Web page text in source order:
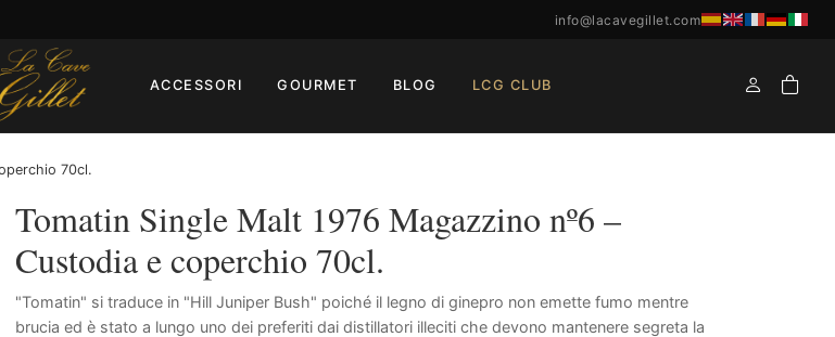
info@lacavegillet.com
ACCESSORI GOURMET BLOG LCG CLUB
70cl.
Tomatin Single Malt 1976 Magazzino nº6 –
Custodia e coperchio 70cl.
"Tomatin" si traduce in "Hill Juniper Bush" poiché il legno di ginepro non emette fumo mentre
brucia ed è stato a lungo uno dei preferiti dai distillatori illeciti che devono mantenere segreta la